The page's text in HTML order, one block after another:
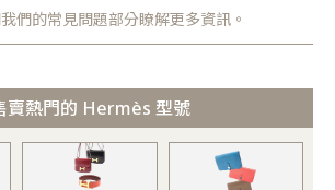
們的常見問題部分瞭解更多資訊。
賣熱門的 Hermès 型號